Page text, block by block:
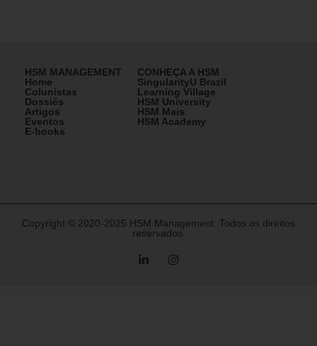
HSM MANAGEMENT
Home
Colunistas
Dossiês
Artigos
Eventos
E-books
CONHEÇA A HSM
SingularityU Brazil
Learning Village
HSM University
HSM Mais
HSM Academy
Copyright © 2020-2025 HSM Management. Todos os direitos
reservados.